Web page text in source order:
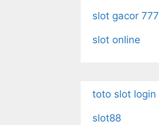
slot gacor 777
slot online
toto slot login
slot88